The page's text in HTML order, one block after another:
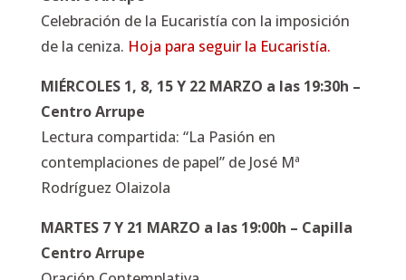
Celebración de la Eucaristía con la imposición
de la ceniza. Hoja para seguir la Eucaristía.
MIÉRCOLES 1, 8, 15 Y 22 MARZO a las 19:30h –
Centro Arrupe
Lectura compartida: “La Pasión en
contemplaciones de papel” de José Mª
Rodríguez Olaizola
MARTES 7 Y 21 MARZO a las 19:00h – Capilla
Centro Arrupe